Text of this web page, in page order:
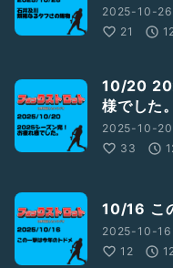
2025-10-26
21
10/20
様でした。
2025-10-
33
10/16 こ
2025-10-16
12